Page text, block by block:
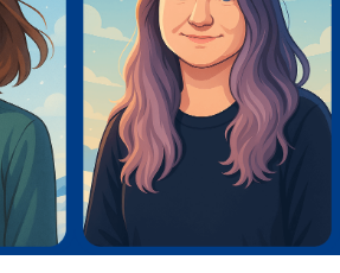
[ на главную ]